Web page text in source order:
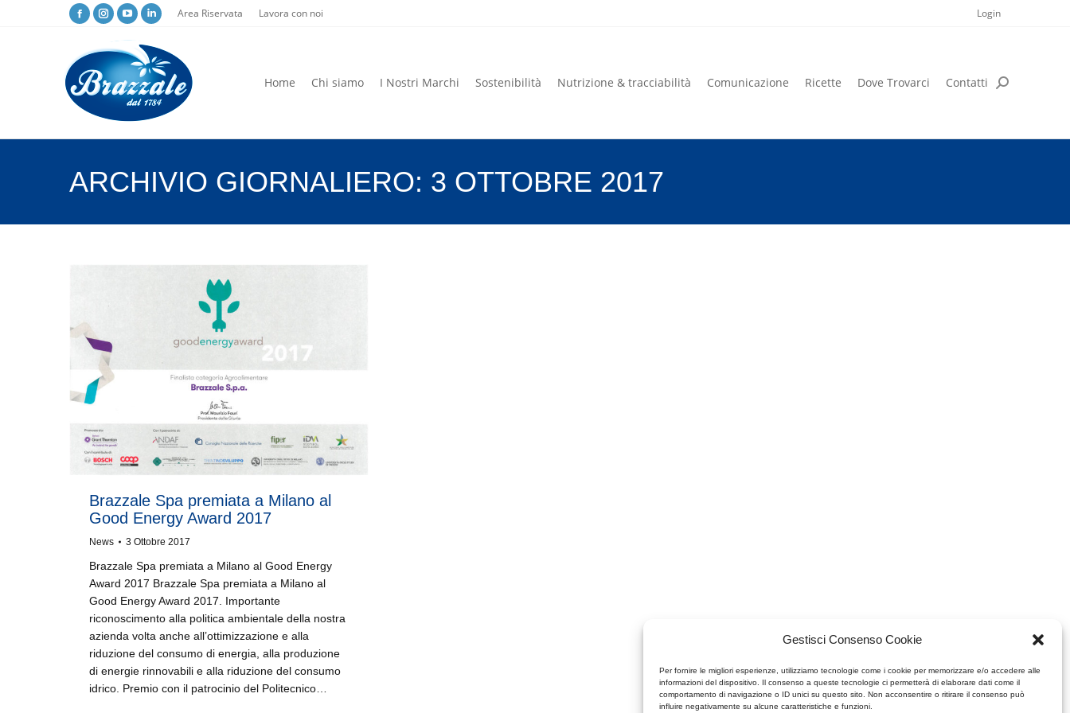
Gestisci Consenso Cookie
Per fornire le migliori esperienze, utilizziamo tecnologie come i cookie per memorizzare e/o accedere alle
informazioni del dispositivo. Il consenso a queste tecnologie ci permetterà di elaborare dati come il
comportamento di navigazione o ID unici su questo sito. Non acconsentire o ritirare il consenso può
influire negativamente su alcune caratteristiche e funzioni.
Area Riservata Lavora con noi Login
Home Chi siamo I Nostri Marchi Sostenibilità Nutrizione & tracciabilità Comunicazione Ricette Dove Trovarci Contatti
ARCHIVIO GIORNALIERO: 3 OTTOBRE 2017
Brazzale Spa premiata a Milano al
Good Energy Award 2017
News 3 Ottobre 2017
Brazzale Spa premiata a Milano al Good Energy
Award 2017 Brazzale Spa premiata a Milano al
Good Energy Award 2017. Importante
riconoscimento alla politica ambientale della nostra
azienda volta anche all’ottimizzazione e alla
riduzione del consumo di energia, alla produzione
di energie rinnovabili e alla riduzione del consumo
idrico. Premio con il patrocinio del Politecnico…